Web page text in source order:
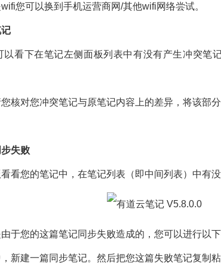
您可以换到手机运营商网/其他wifi网络尝试。
下在笔记左侧面板列表中有没有产生冲突笔记
对您冲突笔记与原笔记内容上的差异，将该部
失败
您的笔记中，在笔记列表（即中间列表）中有没
您的这篇笔记同步失败造成的，您可以进行以下
建一篇同步笔记。然后把您这篇失败笔记复制